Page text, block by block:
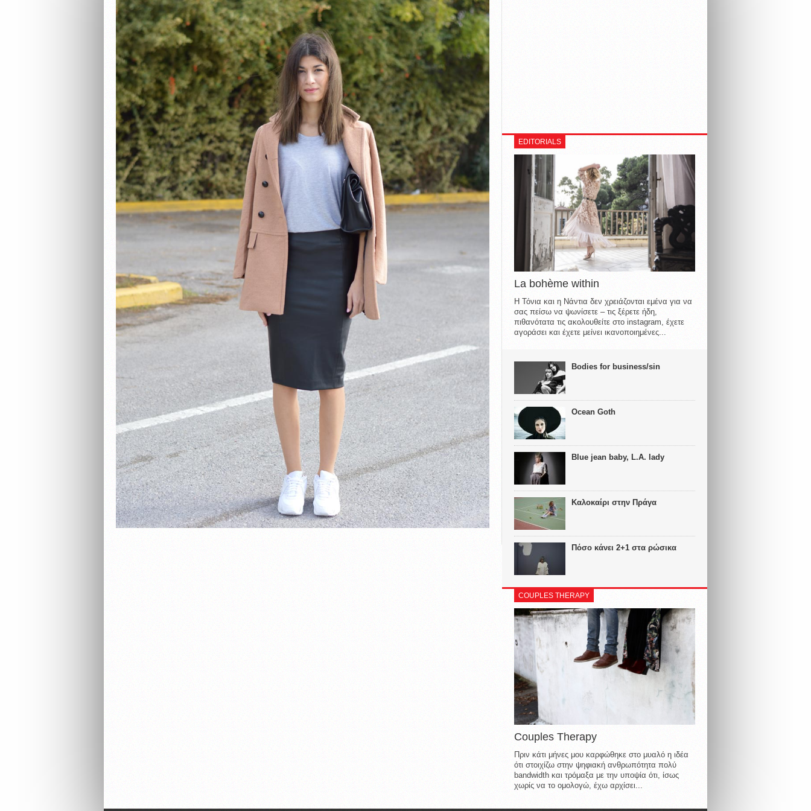
EDITORIALS
La bohème within
Η Τόνια και η Νάντια δεν χρειάζονται εμένα για να
σας πείσω να ψωνίσετε – τις ξέρετε ήδη,
πιθανότατα τις ακολουθείτε στο instagram, έχετε
αγοράσει και έχετε μείνει ικανοποιημένες...
Bodies for business/sin
Ocean Goth
Blue jean baby, L.A. lady
Καλοκαίρι στην Πράγα
Πόσο κάνει 2+1 στα ρώσικα
COUPLES THERAPY
Couples Therapy
Πριν κάτι μήνες μου καρφώθηκε στο μυαλό η ιδέα
ότι στοιχίζω στην ψηφιακή ανθρωπότητα πολύ
bandwidth και τρόμαξα με την υποψία ότι, ίσως
χωρίς να το ομολογώ, έχω αρχίσει...